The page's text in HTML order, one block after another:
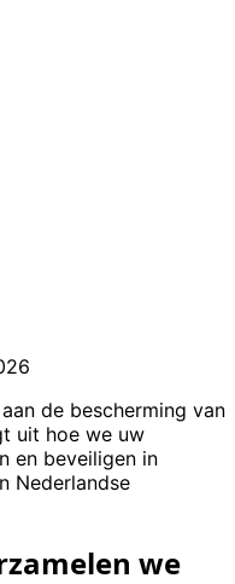
de bescherming van
uit hoe we uw
en beveiligen in
Nederlandse
we